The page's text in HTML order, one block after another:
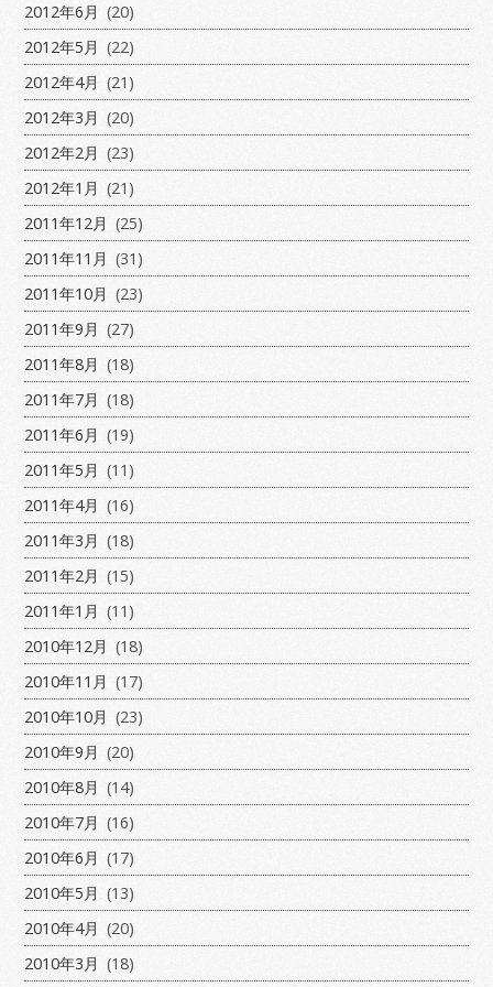
2012年6月 (20)
2012年5月 (22)
2012年4月 (21)
2012年3月 (20)
2012年2月 (23)
2012年1月 (21)
2011年12月 (25)
2011年11月 (31)
2011年10月 (23)
2011年9月 (27)
2011年8月 (18)
2011年7月 (18)
2011年6月 (19)
2011年5月 (11)
2011年4月 (16)
2011年3月 (18)
2011年2月 (15)
2011年1月 (11)
2010年12月 (18)
2010年11月 (17)
2010年10月 (23)
2010年9月 (20)
2010年8月 (14)
2010年7月 (16)
2010年6月 (17)
2010年5月 (13)
2010年4月 (20)
2010年3月 (18)